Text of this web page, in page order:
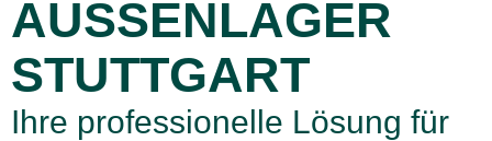
AUSSENLAGER S
TUTTGART
Ihre professionelle Lösung für